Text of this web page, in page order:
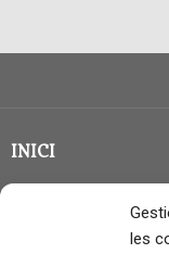
les
INICI
CLASSE EN GRUP